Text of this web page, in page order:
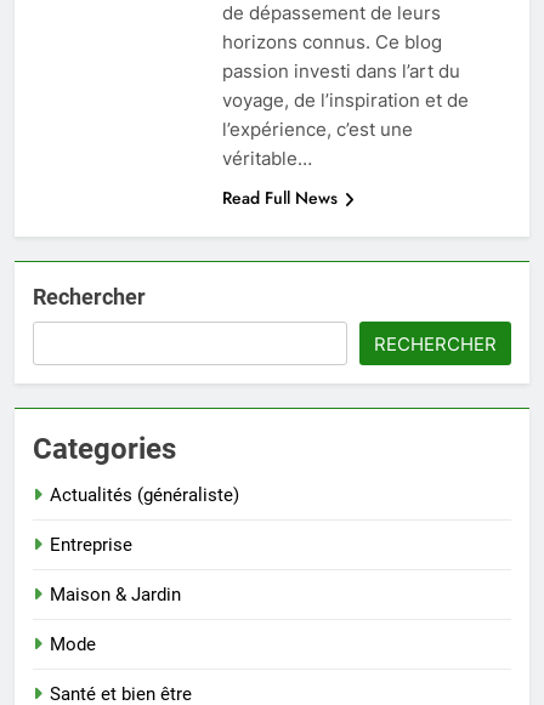
de dépassement de leurs
horizons connus. Ce blog
passion investi dans l’art du
voyage, de l’inspiration et de
l’expérience, c’est une
véritable…
Read Full News
Rechercher
RECHERCHER
Categories
Actualités (généraliste)
Entreprise
Maison & Jardin
Mode
Santé et bien être